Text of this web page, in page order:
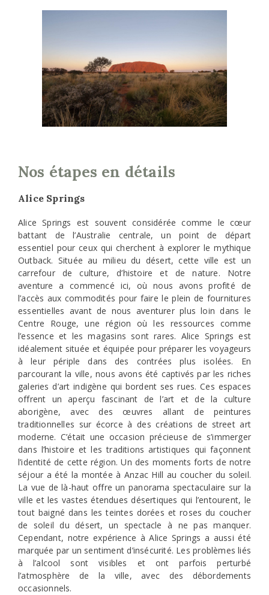
Nos étapes en détails
Alice Springs
Alice Springs est souvent considérée comme le cœur
battant de l’Australie centrale, un point de départ
essentiel pour ceux qui cherchent à explorer le mythique
Outback. Située au milieu du désert, cette ville est un
carrefour de culture, d’histoire et de nature. Notre
aventure a commencé ici, où nous avons profité de
l’accès aux commodités pour faire le plein de fournitures
essentielles avant de nous aventurer plus loin dans le
Centre Rouge, une région où les ressources comme
l’essence et les magasins sont rares. Alice Springs est
idéalement située et équipée pour préparer les voyageurs
à leur périple dans des contrées plus isolées. En
parcourant la ville, nous avons été captivés par les riches
galeries d’art indigène qui bordent ses rues. Ces espaces
offrent un aperçu fascinant de l’art et de la culture
aborigène, avec des œuvres allant de peintures
traditionnelles sur écorce à des créations de street art
moderne. C’était une occasion précieuse de s’immerger
dans l’histoire et les traditions artistiques qui façonnent
l’identité de cette région. Un des moments forts de notre
séjour a été la montée à Anzac Hill au coucher du soleil.
La vue de là-haut offre un panorama spectaculaire sur la
ville et les vastes étendues désertiques qui l’entourent, le
tout baigné dans les teintes dorées et roses du coucher
de soleil du désert, un spectacle à ne pas manquer.
Cependant, notre expérience à Alice Springs a aussi été
marquée par un sentiment d’insécurité. Les problèmes liés
à l’alcool sont visibles et ont parfois perturbé
l’atmosphère de la ville, avec des débordements
occasionnels.